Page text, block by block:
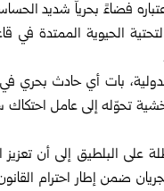
فضاءً بحرياً شديد
الحيوية الممتدة في
بات أي حادث بحري
تحوّله إلى عامل
على البلطيق إلى أن تعزيز
ضمن إطار احترام